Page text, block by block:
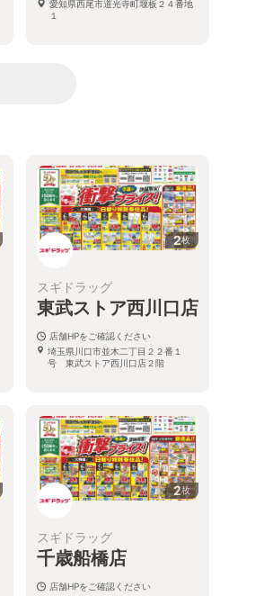
愛知県西尾市道光寺町堰板２４番地
１
2枚
スギドラッグ
東武ストア西川口店
店舗HPをご確認ください
埼玉県川口市並木二丁目２２番１
号 東武ストア西川口店２階
2枚
スギドラッグ
千歳船橋店
店舗HPをご確認ください